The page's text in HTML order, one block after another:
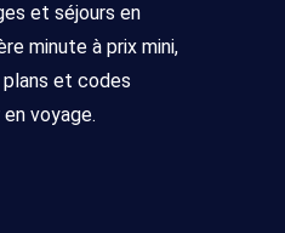
et séjours en
minute à prix mini,
et codes
voyage.